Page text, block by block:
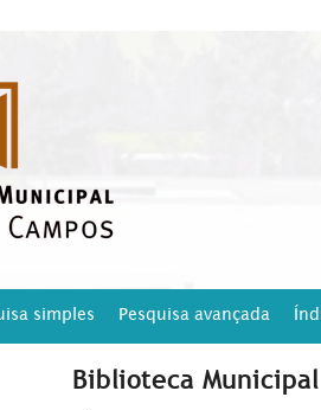
simples Pesquisa avançada
Biblioteca Municipal